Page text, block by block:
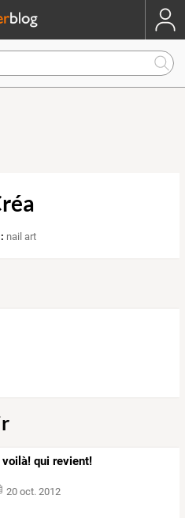
nail art
voilà! qui revient!
20 oct. 2012